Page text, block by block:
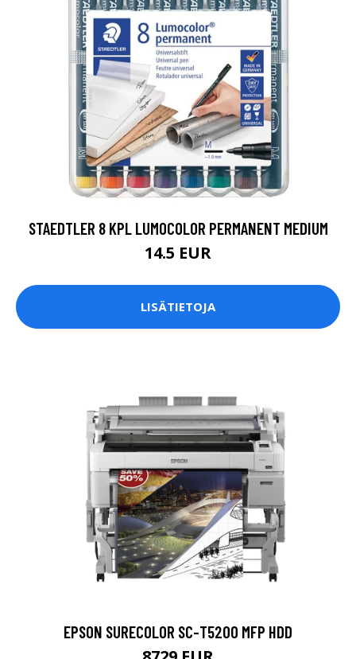
STAEDTLER 8 KPL LUMOCOLOR PERMANENT MEDIUM
14.5 EUR
LISÄTIETOJA
EPSON SURECOLOR SC-T5200 MFP HDD